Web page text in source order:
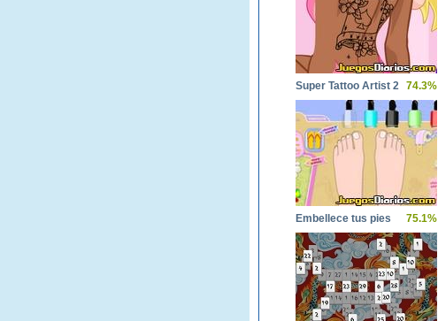
Super Tattoo Artist 2 74.3%
Embellece tus pies 75.1%